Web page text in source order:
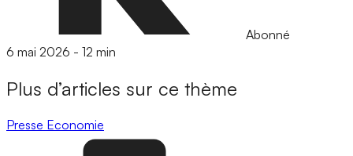
Abonné
6 mai 2026 - 12 min
Plus d’articles sur ce thème
Presse Economie